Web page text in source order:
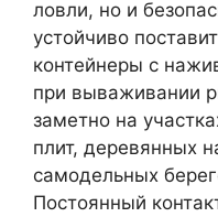
ловли, но и
устойчиво
контейнеры с
при вываживании
заметно на
плит, деревянных
самодельных
Постоянный